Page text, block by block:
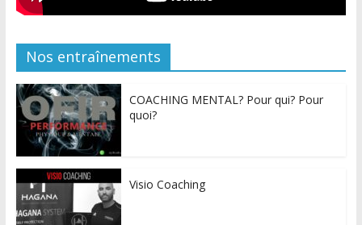
Nos entraînements
COACHING MENTAL? Pour qui? Pour
quoi?
Visio Coaching